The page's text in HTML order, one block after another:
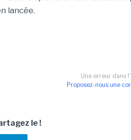
lancée.
Une erreur dans
Proposez-nous une
le !